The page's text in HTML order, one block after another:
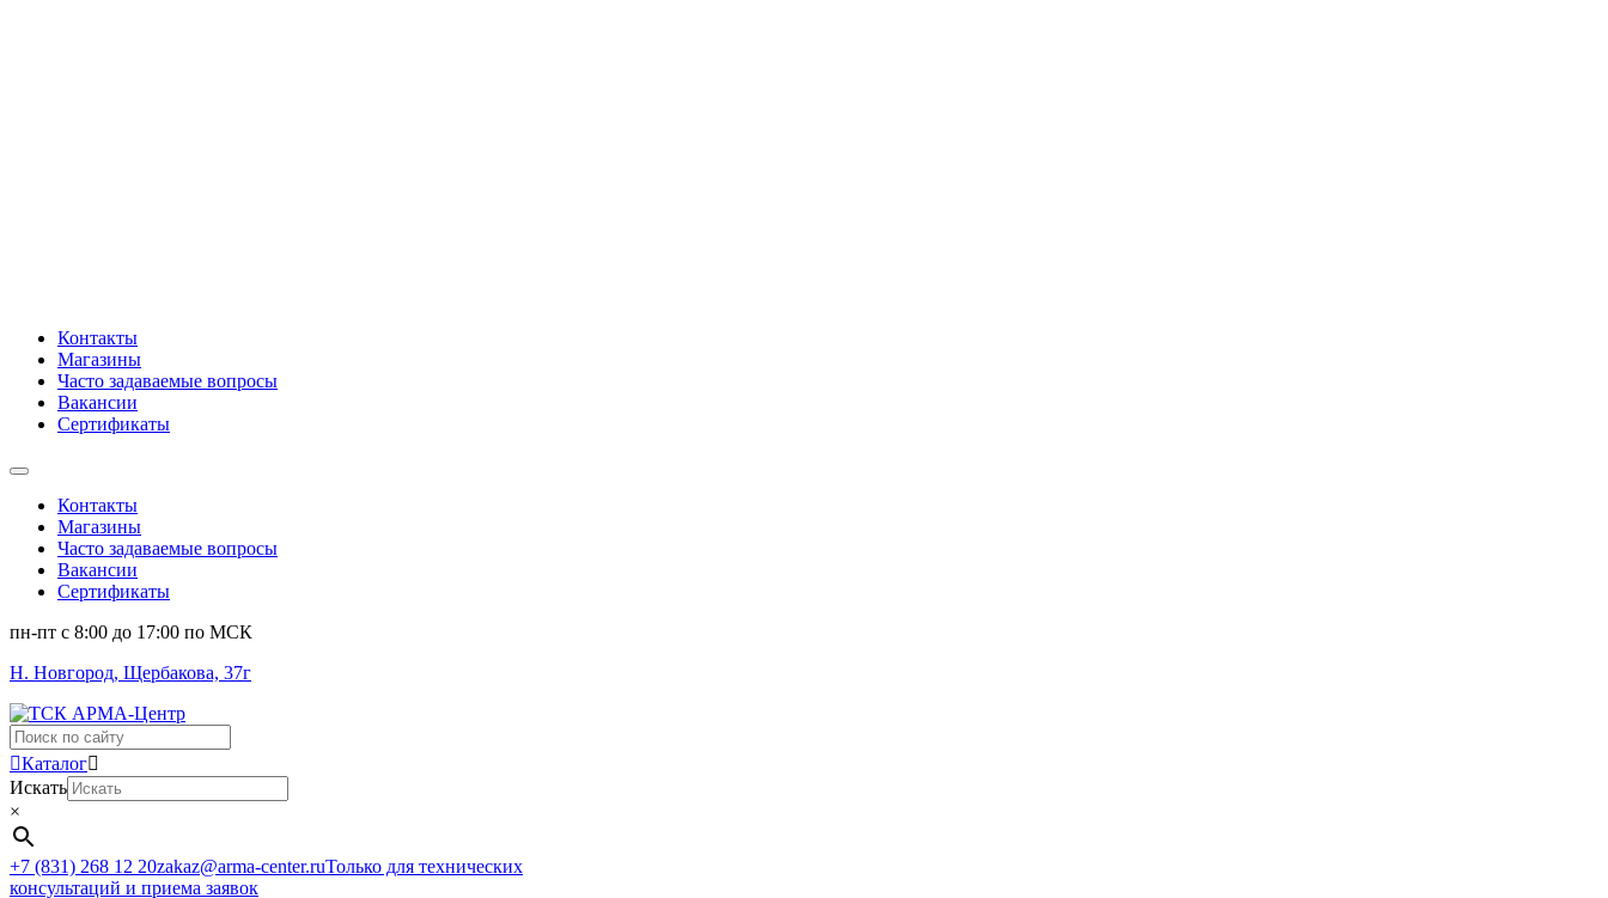
Контакты
Магазины
Часто задаваемые вопросы
Вакансии
Сертификаты
Контакты
Магазины
Часто задаваемые вопросы
Вакансии
Сертификаты
пн-пт c 8:00 до 17:00 по МСК
Н. Новгород, Щербакова, 37г
Поиск
...Каталог
Искать
×
+7 (831) 268 12 20zakaz@arma-center.ruТолько для технических
консультаций и приема заявок